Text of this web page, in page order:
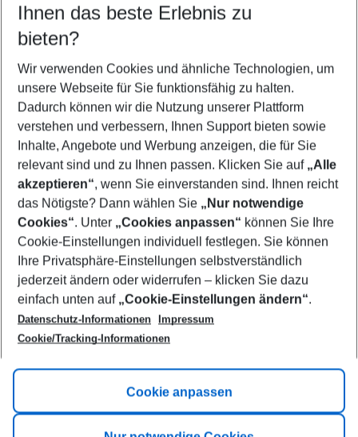
Find the perfect deal which suits your best
Your departure airport
Any airport
Select your date range
10/08/26–08/08/27 5-8 nights
Who will travel
2 adults No children
Show more filter
Footer
Footer navigation
Title A
Link A
Ihnen das beste Erlebnis zu
bieten?
Wir verwenden Cookies und ähnliche Technologien, um
unsere Webseite für Sie funktionsfähig zu halten.
Dadurch können wir die Nutzung unserer Plattform
verstehen und verbessern, Ihnen Support bieten sowie
Inhalte, Angebote und Werbung anzeigen, die für Sie
relevant sind und zu Ihnen passen. Klicken Sie auf „Alle
akzeptieren“, wenn Sie einverstanden sind. Ihnen reicht
das Nötigste? Dann wählen Sie „Nur notwendige
Cookies“. Unter „Cookies anpassen“ können Sie Ihre
Cookie-Einstellungen individuell festlegen. Sie können
Ihre Privatsphäre-Einstellungen selbstverständlich
jederzeit ändern oder widerrufen – klicken Sie dazu
einfach unten auf „Cookie-Einstellungen ändern“.
Datenschutz-Informationen
Impressum
Cookie/Tracking-Informationen
Cookie anpassen